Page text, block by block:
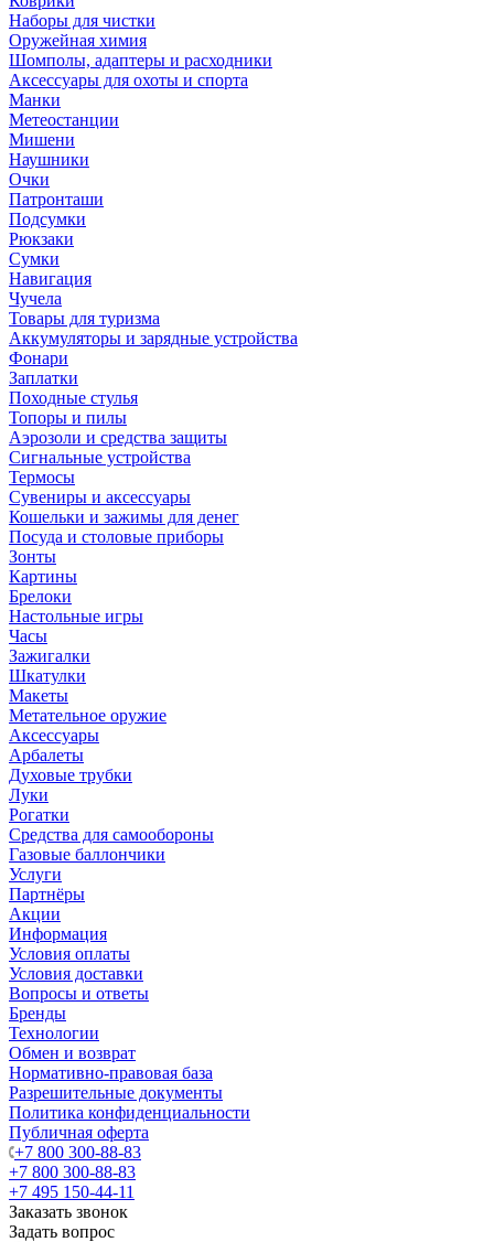
Наборы для чистки
Оружейная химия
Шомполы, адаптеры и расходники
Аксессуары для охоты и спорта
Манки
Метеостанции
Мишени
Наушники
Очки
Патронташи
Подсумки
Рюкзаки
Сумки
Навигация
Чучела
Товары для туризма
Аккумуляторы и зарядные устройства
Фонари
Заплатки
Походные стулья
Топоры и пилы
Аэрозоли и средства защиты
Сигнальные устройства
Термосы
Сувениры и аксессуары
Кошельки и зажимы для денег
Посуда и столовые приборы
Зонты
Картины
Брелоки
Настольные игры
Часы
Зажигалки
Шкатулки
Макеты
Метательное оружие
Аксессуары
Арбалеты
Духовые трубки
Луки
Рогатки
Средства для самообороны
Газовые баллончики
Услуги
Партнёры
Акции
Информация
Условия оплаты
Условия доставки
Вопросы и ответы
Бренды
Технологии
Обмен и возврат
Нормативно-правовая база
Разрешительные документы
Политика конфиденциальности
Публичная оферта
+7 800 300-88-83
+7 800 300-88-83
+7 495 150-44-11
Заказать звонок
Задать вопрос